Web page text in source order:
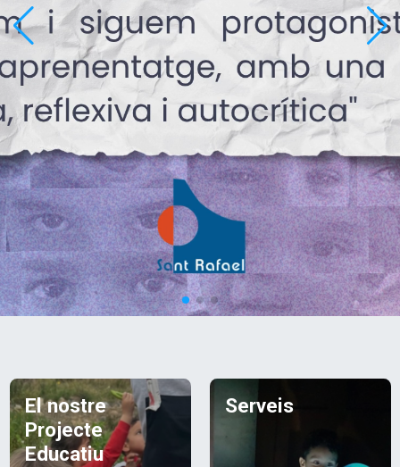
El nostre
Projecte
Educatiu
Serveis